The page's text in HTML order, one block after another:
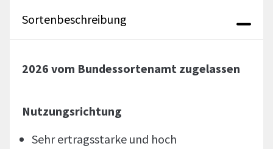
Sortenbeschreibung
2026 vom Bundessortenamt zugelassen
Nutzungsrichtung
Sehr ertragsstarke und hoch